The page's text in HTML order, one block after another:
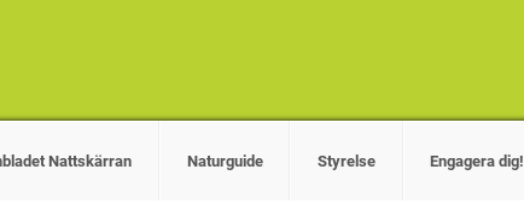
Nattskärran Naturguide Styrelse Engagera dig!